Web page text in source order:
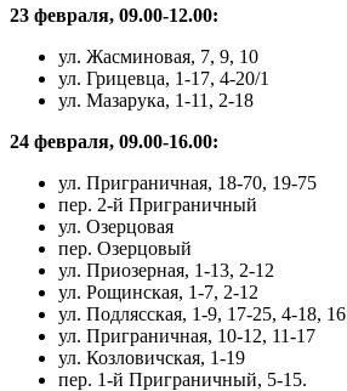
23 февраля, 09.00-12.00:
ул. Жасминовая, 7, 9, 10
ул. Грицевца, 1-17, 4-20/1
ул. Мазарука, 1-11, 2-18
24 февраля, 09.00-16.00:
ул. Приграничная, 18-70, 19-75
пер. 2-й Приграничный
ул. Озерцовая
пер. Озерцовый
ул. Приозерная, 1-13, 2-12
ул. Рощинская, 1-7, 2-12
ул. Подлясская, 1-9, 17-25, 4-18, 16
ул. Приграничная, 10-12, 11-17
ул. Козловичская, 1-19
пер. 1-й Приграничный, 5-15.